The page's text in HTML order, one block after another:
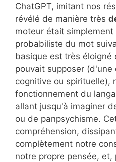
ChatGPT, imitant nos
révélé de manière très
moteur était
probabiliste du mot
basique est très
pouvait supposer (d'une
cognitive ou spirituelle),
fonctionnement du
allant jusqu'à imaginer
ou de panpsychisme.
compréhension,
complètement notre
notre propre pensée, et,